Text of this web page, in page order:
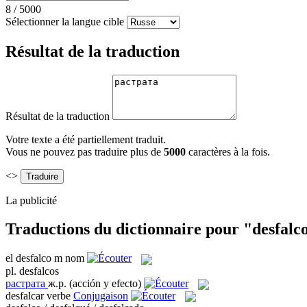
8 / 5000
Sélectionner la langue cible
Résultat de la traduction
Résultat de la traduction
Votre texte a été partiellement traduit.
Vous ne pouvez pas traduire plus de 5000 caractères à la fois.
<>
La publicité
Traductions du dictionnaire pour
el desfalco m nom
pl. desfalcos
растрата ж.р. (acción y efecto)
desfalcar verbe Conjugaison